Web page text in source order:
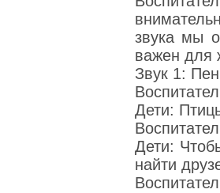
звука мы
важен для
Звук 1:
Дети:
Дети:
найти